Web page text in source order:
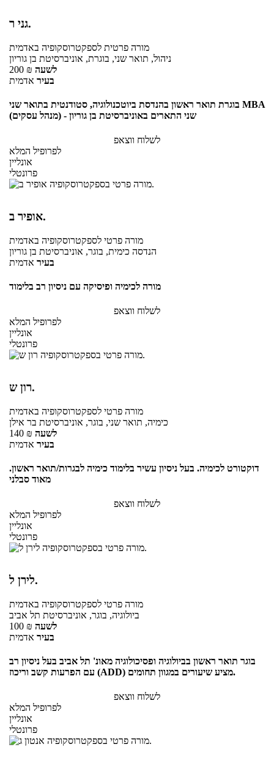
גני ר.
מורה פרטית לספקטרוסקופיה באדמית
ניהול, תואר שני, בוגרת, אוניברסיטת בן גוריון
200 ₪ לשעה
בעיר אדמית
בוגרת תואר ראשון בהנדסת ביוטכנולוגיה, סטודנטית בתואר שני MBA
(מנהל עסקים) - שני התארים באוניברסיטת בן גוריון
לשלוח ווצאפ
לפרופיל המלא
אונליין
פרונטלי
אופיר ב.
מורה פרטי לספקטרוסקופיה באדמית
הנדסה כימית, בוגר, אוניברסיטת בן גוריון
בעיר אדמית
מורה לכימיה ופיסיקה עם ניסיון רב בלימוד
לשלוח ווצאפ
לפרופיל המלא
אונליין
פרונטלי
רון ש.
מורה פרטי לספקטרוסקופיה באדמית
כימיה, תואר שני, בוגר, אוניברסיטת בר אילן
140 ₪ לשעה
בעיר אדמית
דוקטורט לכימיה. בעל ניסיון עשיר בלימוד כימיה לבגרות/תואר ראשון.
מאוד סבלני
לשלוח ווצאפ
לפרופיל המלא
אונליין
פרונטלי
לירן ל.
מורה פרטי לספקטרוסקופיה באדמית
ביולוגיה, בוגר, אוניברסיטת תל אביב
100 ₪ לשעה
בעיר אדמית
בוגר תואר ראשון בביולוגיה ופסיכולוגיה מאונ' תל אביב בעל ניסיון רב
עם הפרעות קשב וריכוז (ADD) מציע שיעורים במגוון תחומים.
לשלוח ווצאפ
לפרופיל המלא
אונליין
פרונטלי